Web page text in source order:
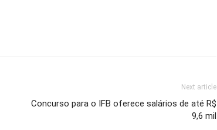
Next article
Concurso para o IFB oferece salários de até R$
9,6 mil